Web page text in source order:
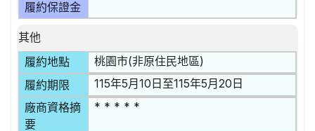
履約保證金
其他
履約地點
桃園市(非原住民地區)
履約期限 115年5月10日至115年5月20日
廠商資格摘
要
* * * * *